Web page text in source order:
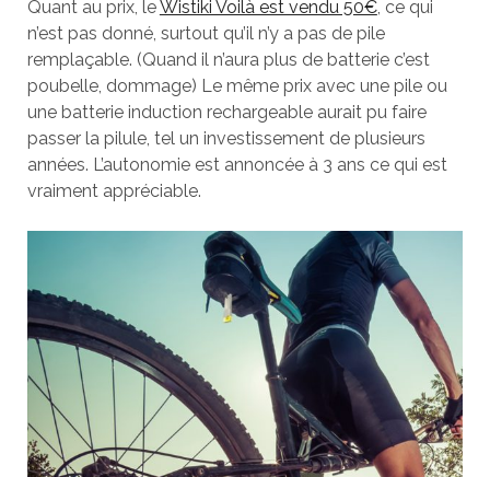
Quant au prix, leWistiki Voilà est vendu 50€, ce qui
n’est pas donné, surtout qu’il n’y a pas de pile
remplaçable. (Quand il n’aura plus de batterie c’est
poubelle, dommage) Le même prix avec une pile ou
une batterie induction rechargeable aurait pu faire
passer la pilule, tel un investissement de plusieurs
années. L’autonomie est annoncée à 3 ans ce qui est
vraiment appréciable.